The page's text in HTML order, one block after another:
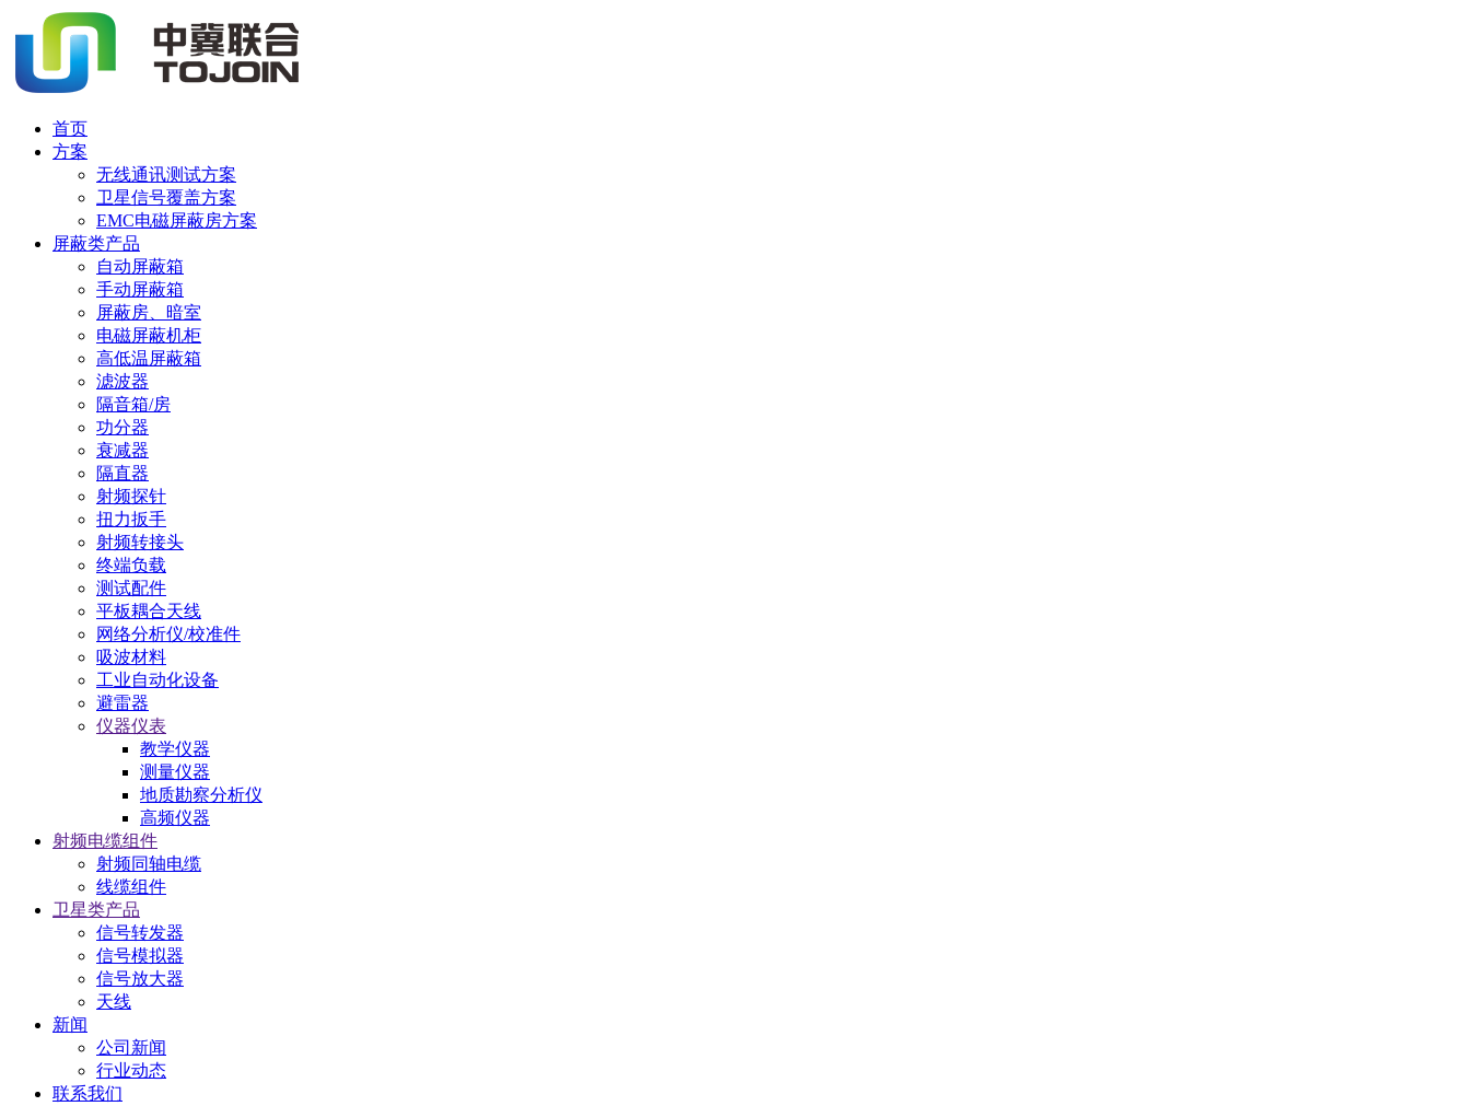
首页
方案
无线通讯测试方案
卫星信号覆盖方案
EMC电磁屏蔽房方案
屏蔽类产品
自动屏蔽箱
手动屏蔽箱
屏蔽房、暗室
电磁屏蔽机柜
高低温屏蔽箱
滤波器
隔音箱/房
功分器
衰减器
隔直器
射频探针
扭力扳手
射频转接头
终端负载
测试配件
平板耦合天线
网络分析仪/校准件
吸波材料
工业自动化设备
避雷器
仪器仪表
教学仪器
测量仪器
地质勘察分析仪
高频仪器
射频电缆组件
射频同轴电缆
线缆组件
卫星类产品
信号转发器
信号模拟器
信号放大器
天线
新闻
公司新闻
行业动态
联系我们